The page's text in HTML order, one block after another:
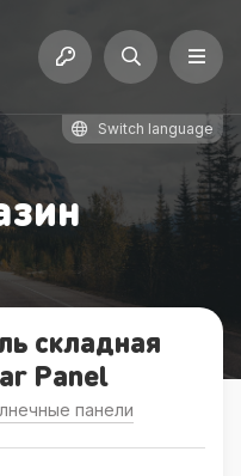
Switch language
складная
Panel
панели